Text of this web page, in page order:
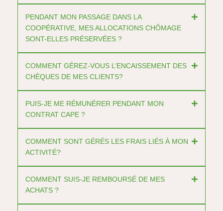
PENDANT MON PASSAGE DANS LA
COOPÉRATIVE, MES ALLOCATIONS CHÔMAGE
SONT-ELLES PRÉSERVÉES ?
COMMENT GÉREZ-VOUS L’ENCAISSEMENT DES
CHÈQUES DE MES CLIENTS?
PUIS-JE ME RÉMUNÉRER PENDANT MON
CONTRAT CAPE ?
COMMENT SONT GÉRÉS LES FRAIS LIÉS À MON
ACTIVITÉ?
COMMENT SUIS-JE REMBOURSÉ DE MES
ACHATS ?